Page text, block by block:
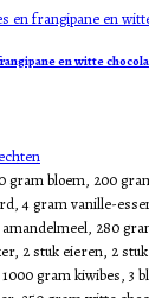
en witte
gram bloem, 200
4 gram vanille-
280
2 stuk eieren, 2
gram kiwibes, 3